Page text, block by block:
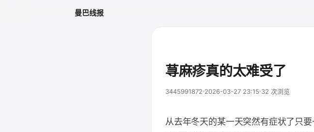
曼巴线报
荨麻疹真的太难受了
3445991872 2026-03-27 23:15 32 次浏览
从去年冬天的某一天突然有症状了只